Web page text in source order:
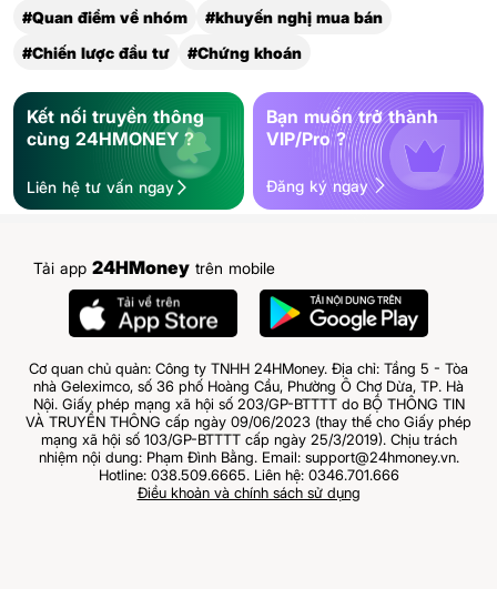
#Quan điểm về nhóm
#khuyến nghị mua bán
#Chiến lược đầu tư
#Chứng khoán
Kết nối truyền thông
cùng 24HMONEY ?
Liên hệ tư vấn ngay
Bạn muốn trở thành
VIP/Pro ?
Đăng ký ngay
Tải app 24HMoney trên mobile
Cơ quan chủ quản: Công ty TNHH 24HMoney. Địa chỉ: Tầng 5 - Tòa
nhà Geleximco, số 36 phố Hoàng Cầu, Phường Ô Chợ Dừa, TP. Hà
Nội. Giấy phép mạng xã hội số 203/GP-BTTTT do BỘ THÔNG TIN
VÀ TRUYỀN THÔNG cấp ngày 09/06/2023 (thay thế cho Giấy phép
mạng xã hội số 103/GP-BTTTT cấp ngày 25/3/2019). Chịu trách
nhiệm nội dung: Phạm Đình Bằng. Email: support@24hmoney.vn.
Hotline: 038.509.6665. Liên hệ: 0346.701.666
Điều khoản và chính sách sử dụng